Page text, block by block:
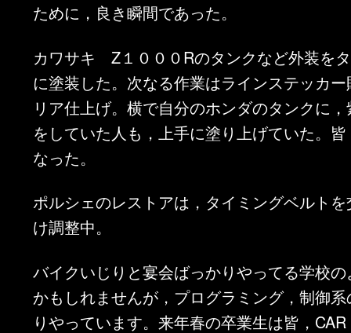
ために，良き瞬間であった。
カワサキ Z１０００Rのタンクなど外装を
に塗装した。次なる作業はラインステッカ
リア仕上げ。横で自分のホンダのタンクに
をしていた人も，上手に塗り上げていた。
なった。
ポルシェのレストアは，タイミングベルト
け調整中。
バイクいじりと宴会ばっかりやってる学校
かもしれませんが，プログラミング，制御
りやっています。来年春の卒業生は皆，